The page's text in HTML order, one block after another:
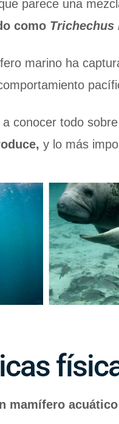
parece una
como Trichechus
marino ha
conocer todo
y lo más
mamífero